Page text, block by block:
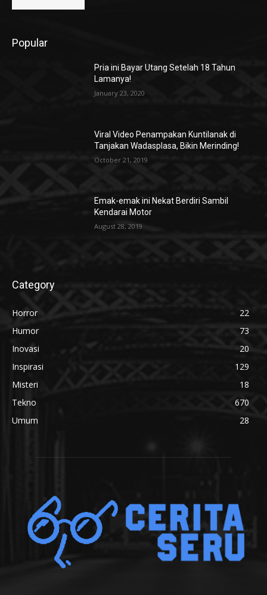
Popular
Pria ini Bayar Utang Setelah 18 Tahun
Lamanya!
January 23, 2020
Viral Video Penampakan Kuntilanak di
Tanjakan Wadasplasa, Bikin Merinding!
October 21, 2019
Emak-emak ini Nekat Berdiri Sambil
Kendarai Motor
August 28, 2019
Category
Horror
22
Humor
73
Inovasi
20
Inspirasi
129
Misteri
18
Tekno
670
Umum
28